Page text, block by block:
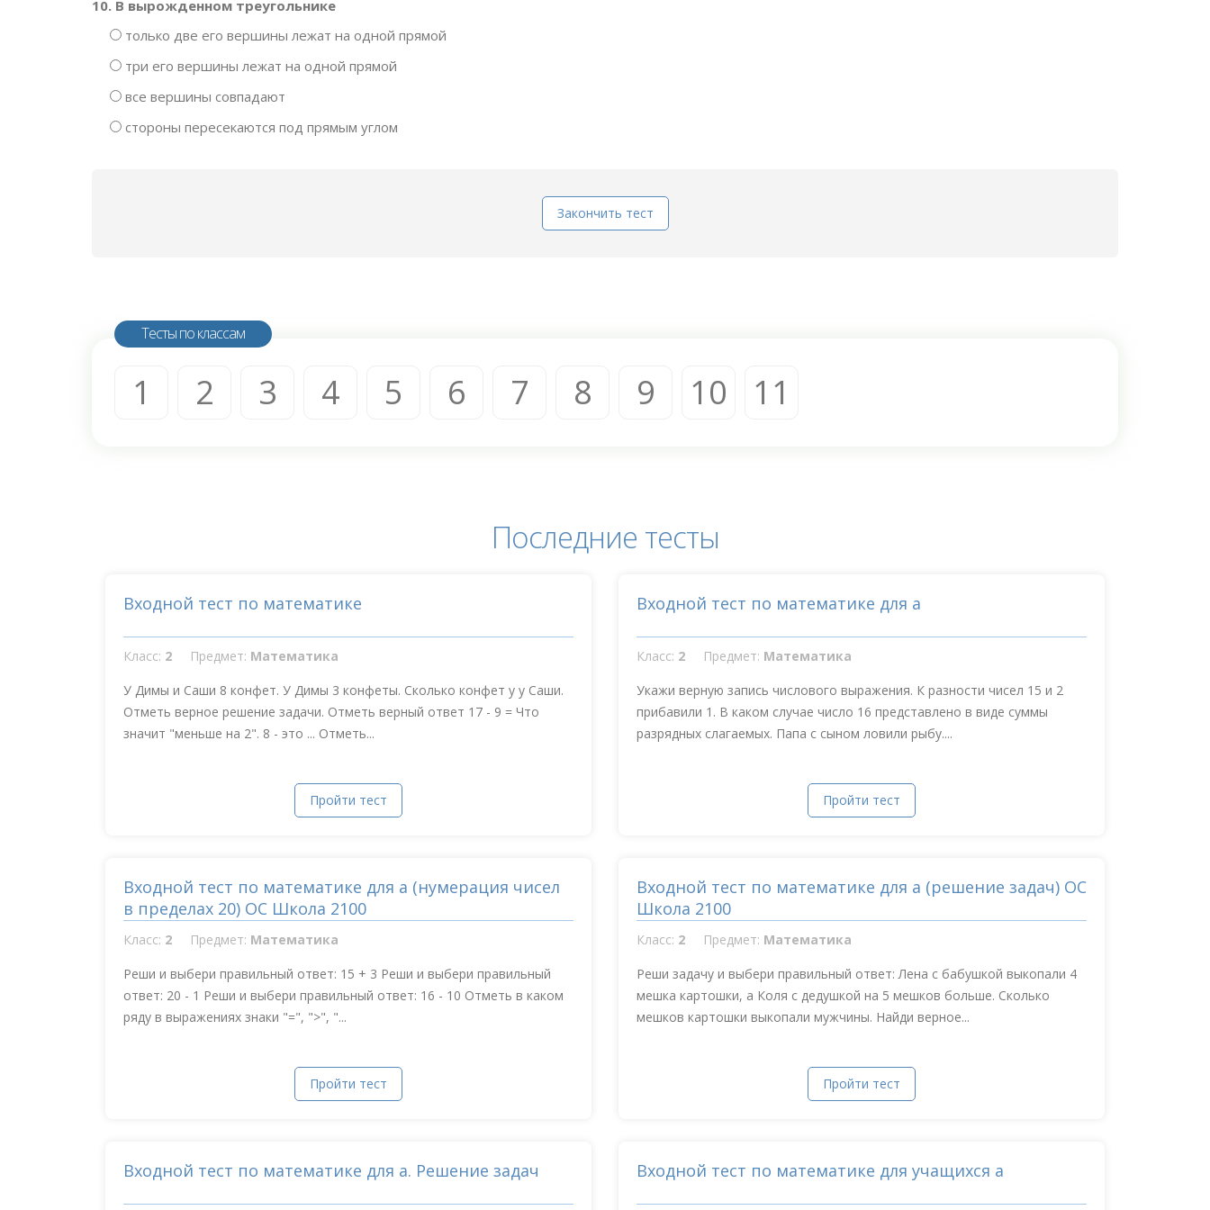
10. В вырожденном треугольнике
только две его вершины лежат на одной прямой
три его вершины лежат на одной прямой
все вершины совпадают
стороны пересекаются под прямым углом
Закончить тест
Тесты по классам
1 2 3 4 5 6 7 8 9 10 11
Последние тесты
Входной тест по математике
Класс: 2 Предмет: Математика
У Димы и Саши 8 конфет. У Димы 3 конфеты. Сколько конфет у у Саши.
Отметь верное решение задачи. Отметь верный ответ 17 - 9 = Что
значит "меньше на 2". 8 - это ... Отметь...
Пройти тест
Входной тест по математике для а
Класс: 2 Предмет: Математика
Укажи верную запись числового выражения. К разности чисел 15 и 2
прибавили 1. В каком случае число 16 представлено в виде суммы
разрядных слагаемых. Папа с сыном ловили рыбу....
Пройти тест
Входной тест по математике для а (нумерация чисел
в пределах 20) ОС Школа 2100
Класс: 2 Предмет: Математика
Реши и выбери правильный ответ: 15 + 3 Реши и выбери правильный
ответ: 20 - 1 Реши и выбери правильный ответ: 16 - 10 Отметь в каком
ряду в выражениях знаки "=", ">", "...
Пройти тест
Входной тест по математике для а (решение задач) ОС
Школа 2100
Класс: 2 Предмет: Математика
Реши задачу и выбери правильный ответ: Лена с бабушкой выкопали 4
мешка картошки, а Коля с дедушкой на 5 мешков больше. Сколько
мешков картошки выкопали мужчины. Найди верное...
Пройти тест
Входной тест по математике для а. Решение задач Входной тест по математике для учащихся а